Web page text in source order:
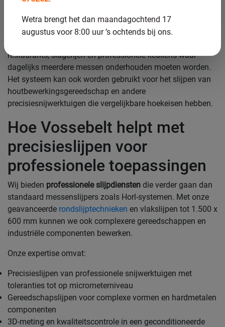
onderhouden van dure messen.
restaurants, slagerijen en professionele keukens waar
dagelijks meerdere messen onderhouden moeten worden.
Het systeem kan ook worden gebruikt voor het slijpen van
houtbewerkingsgereedschap en andere
precisiesnijwerktuigen die vergelijkbare hoekeisen hebben.
Hoe Vossebelt helpt met
precisieslijpen voor
professionele toepassingen
Wij bieden professionele slijpdiensten die verder gaan dan
standaard messenslijpers zoals Horl-systemen. Met onze
geavanceerde rondslijptechnieken en vlakslijpen tot 1.500 x
600 mm kunnen we ook complexere gereedschappen en
industriële componenten bewerken.
Onze expertise omvat:
Precisieslijpen van professionele snijwerktuigen met
toleranties tot op micrometerniveau
Gereedschapslijpen voor complexe vormen en hardmetalen
componenten
3D-meting en kwaliteitscontrole in een geconditioneerde
Wetra brengt het dan maandagochtend 17
augustus voor 8:00 uur ’s ochtends bij ons.